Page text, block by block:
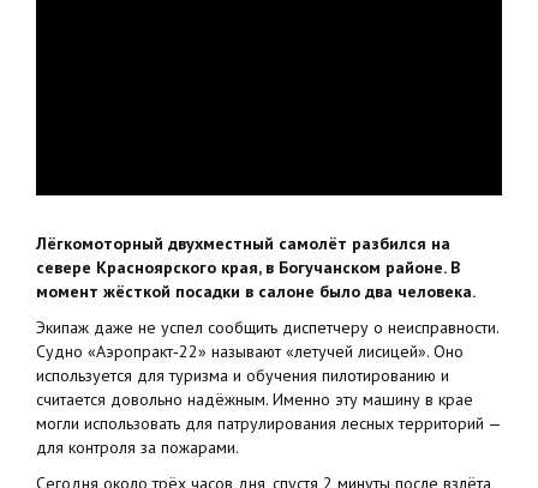
Лёгкомоторный двухместный самолёт разбился на
севере Красноярского края, в Богучанском районе. В
момент жёсткой посадки в салоне было два человека.
Экипаж даже не успел сообщить диспетчеру о неисправности.
Судно «Аэропракт‑22» называют «летучей лисицей». Оно
используется для туризма и обучения пилотированию и
считается довольно надёжным. Именно эту машину в крае
могли использовать для патрулирования лесных территорий —
для контроля за пожарами.
Сегодня около трёх часов дня, спустя 2 минуты после взлёта,